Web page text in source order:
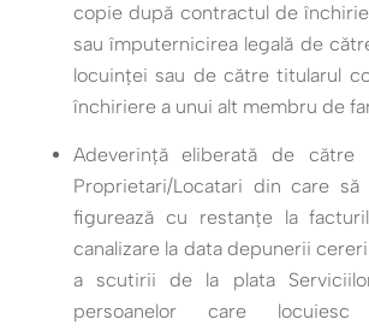
copie după contractul de
sau împuternicirea legală de
locuinţei sau de către titularul
închiriere a unui alt membru de
Adeverinţă eliberată de către
Proprietari/Locatari din care să
figurează cu restanţe la
canalizare la data depunerii
a scutirii de la plata
persoanelor care